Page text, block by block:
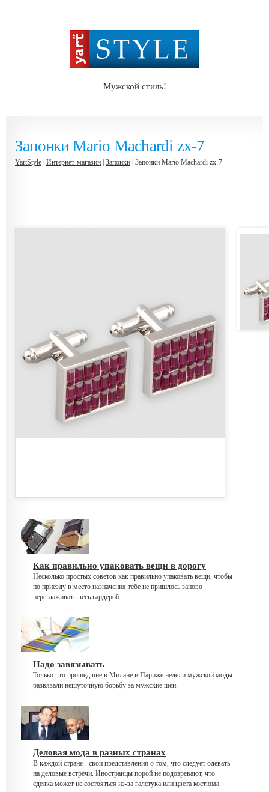
Мужской стиль!
Запонки Mario Machardi zx-7
YartStyle Интернет-магазин Запонки | Запонки Mario Machardi zx-7
Как правильно упаковать вещи в дорогу
Несколько простых советов как правильно упаковать вещи, чтобы
по приезду в место назначения тебе не пришлось заново
переглаживать весь гардероб.
Надо завязывать
Только что прошедшие в Милане и Париже недели мужской моды
развязали нешуточную борьбу за мужские шеи.
Деловая мода в разных странах
В каждой стране - свои представления о том, что следует одевать
на деловые встречи. Иностранцы порой не подозревают, что
сделка может не состояться из-за галстука или цвета костюма.